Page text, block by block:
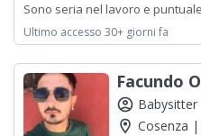
Sono seria nel lavoro e
Ultimo accesso 30+ giorni fa
Facundo
account_circle Babysitter
location_on Cosenza |